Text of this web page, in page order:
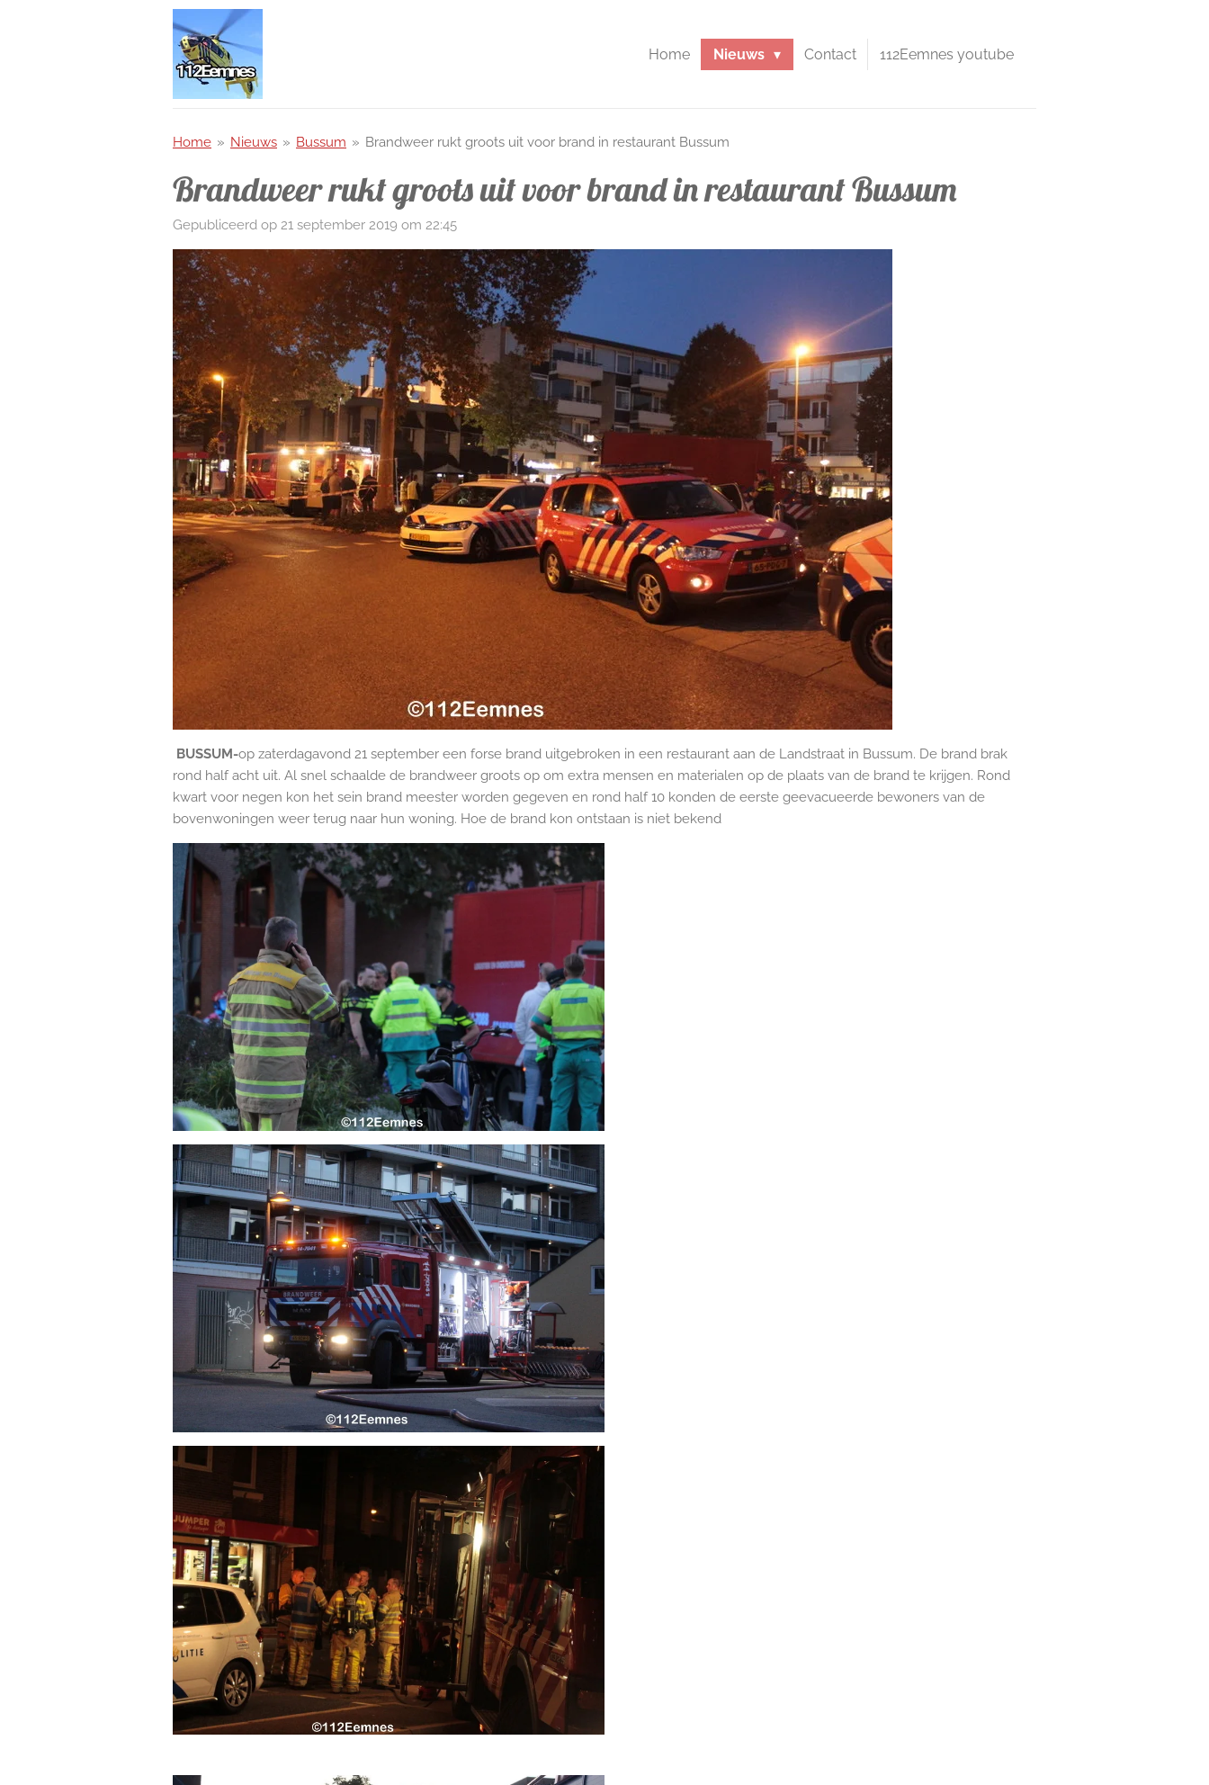
Home Nieuws Contact 112Eemnes youtube
Home » Nieuws » Bussum » Brandweer rukt groots uit voor brand in restaurant Bussum
Brandweer rukt groots uit voor brand in restaurant Bussum
Gepubliceerd op 21 september 2019 om 22:45
BUSSUM-op zaterdagavond 21 september een forse brand uitgebroken in een restaurant aan de Landstraat in Bussum. De brand brak
rond half acht uit. Al snel schaalde de brandweer groots op om extra mensen en materialen op de plaats van de brand te krijgen. Rond
kwart voor negen kon het sein brand meester worden gegeven en rond half 10 konden de eerste geevacueerde bewoners van de
bovenwoningen weer terug naar hun woning. Hoe de brand kon ontstaan is niet bekend